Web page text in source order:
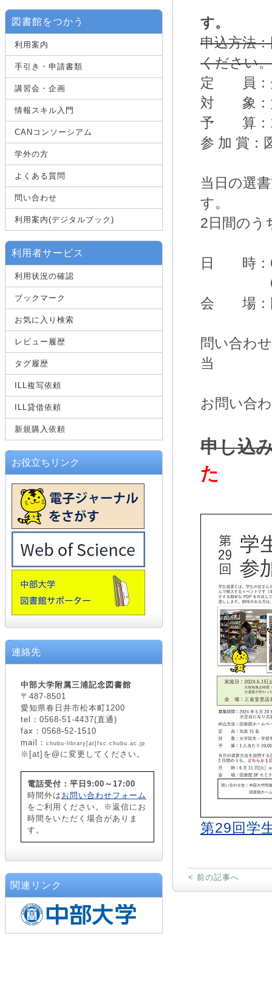
図書館をつかう
利用案内
手引き・申請書類
講習会・企画
情報スキル入門
CANコンソーシアム
学外の方
よくある質問
問い合わせ
利用案内(デジタルブック)
利用者サービス
利用状況の確認
ブックマーク
お気に入り検索
レビュー履歴
タグ履歴
ILL複写依頼
ILL貸借依頼
新規購入依頼
お役立ちリンク
連絡先
中部大学附属三浦記念図書館
〒487-8501
愛知県春日井市松本町1200
tel：0568-51-4437(直通)
fax：0568-52-1510
mail： chubu-library[at]fsc.chubu.ac.jp
※[at]を@に変更してください。
電話受付：平日9:00～17:00
時間外は お問い合わせフォーム
をご利用ください。※返信にお
時間をいただく場合がありま
す。
関連リンク
す。
申込方法
ください。
定 員
対 象：
予 算：1
参 加 賞：
当日の選
す。
2日間のう
日 時：6
6月12
会 場：
問い合わ
当
お問い合
申し込
た
第29回学
< 前の記事へ